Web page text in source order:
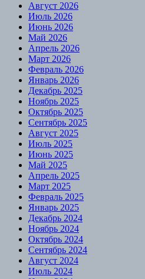
Август 2026
Июль 2026
Июнь 2026
Май 2026
Апрель 2026
Март 2026
Февраль 2026
Январь 2026
Декабрь 2025
Ноябрь 2025
Октябрь 2025
Сентябрь 2025
Август 2025
Июль 2025
Июнь 2025
Май 2025
Апрель 2025
Март 2025
Февраль 2025
Январь 2025
Декабрь 2024
Ноябрь 2024
Октябрь 2024
Сентябрь 2024
Август 2024
Июль 2024